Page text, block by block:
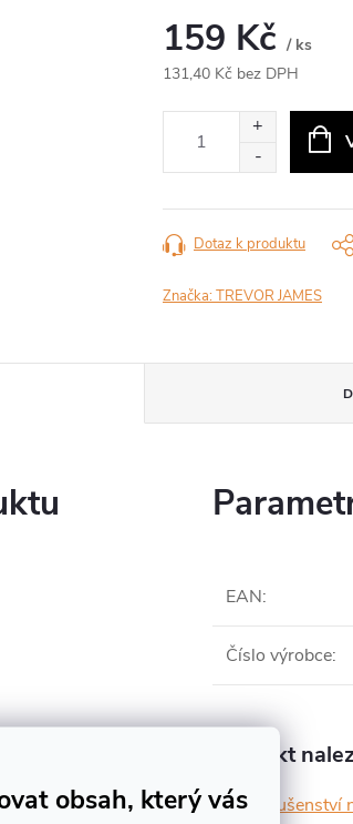
obsah, který vás
159 Kč / ks
131,40 Kč bez DPH
Dotaz k produktu
Značka:TREVOR JAMES
EAN:
Číslo výrobce:
Produkt
Příslušenství